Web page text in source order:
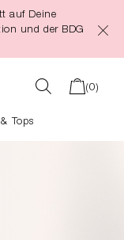
auf Deine
und der BDG
(0)
Tops